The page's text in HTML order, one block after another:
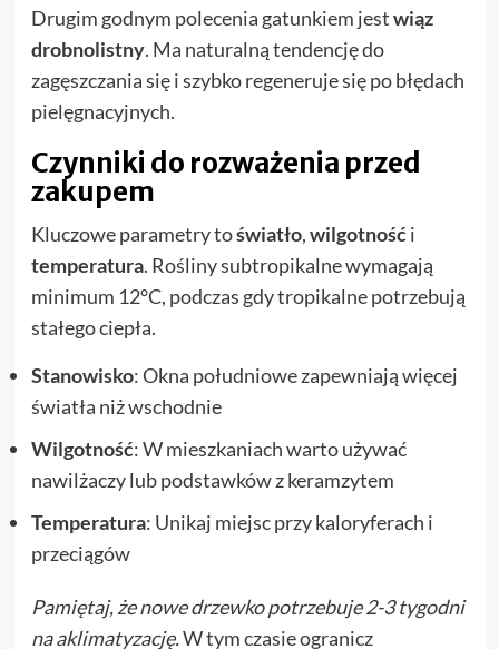
Drugim godnym polecenia gatunkiem jestwiąz
drobnolistny. Ma naturalną tendencję do
zagęszczania się i szybko regeneruje się po błędach
pielęgnacyjnych.
Czynniki do rozważenia przed
zakupem
Kluczowe parametry toświatło,wilgotnośći
temperatura. Rośliny subtropikalne wymagają
minimum 12°C, podczas gdy tropikalne potrzebują
stałego ciepła.
Stanowisko: Okna południowe zapewniają więcej
światła niż wschodnie
Wilgotność: W mieszkaniach warto używać
nawilżaczy lub podstawków z keramzytem
Temperatura: Unikaj miejsc przy kaloryferach i
przeciągów
Pamiętaj, że nowe drzewko potrzebuje 2-3 tygodni
na aklimatyzację.W tym czasie ogranicz